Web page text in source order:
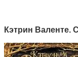
Кэтрин Валенте.